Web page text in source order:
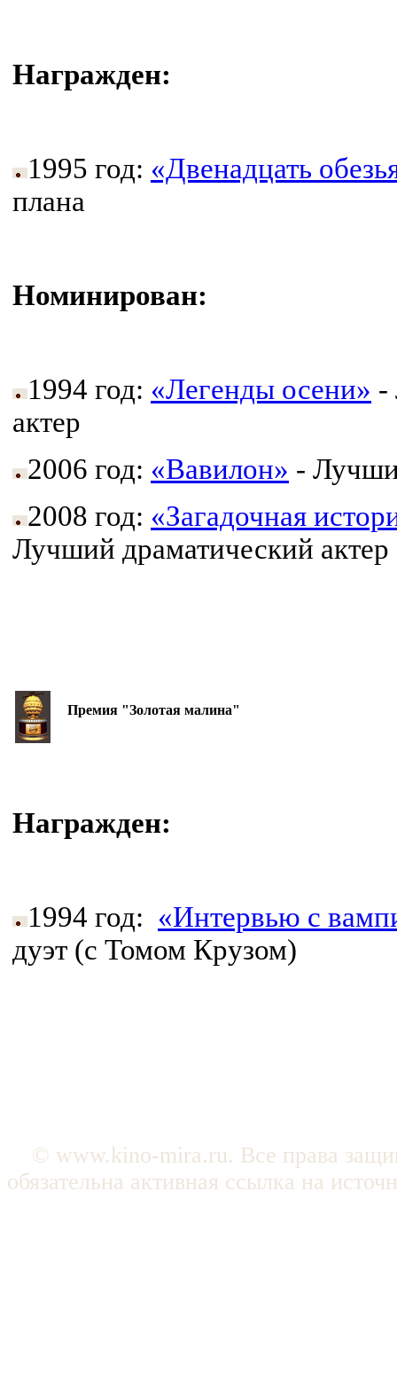
Награжден:
1995 год: «Двенадцать
плана
Номинирован:
1994 год: «Легенды осени» -
актер
2006 год: «Вавилон» -
2008 год: «Загадочная
Лучший драматический актер
Премия "Золотая малина"
Награжден:
1994 год: «Интервью с
дуэт (с Томом Крузом)
© www.kino-mira.ru. Все права
обязательна активная ссылка на